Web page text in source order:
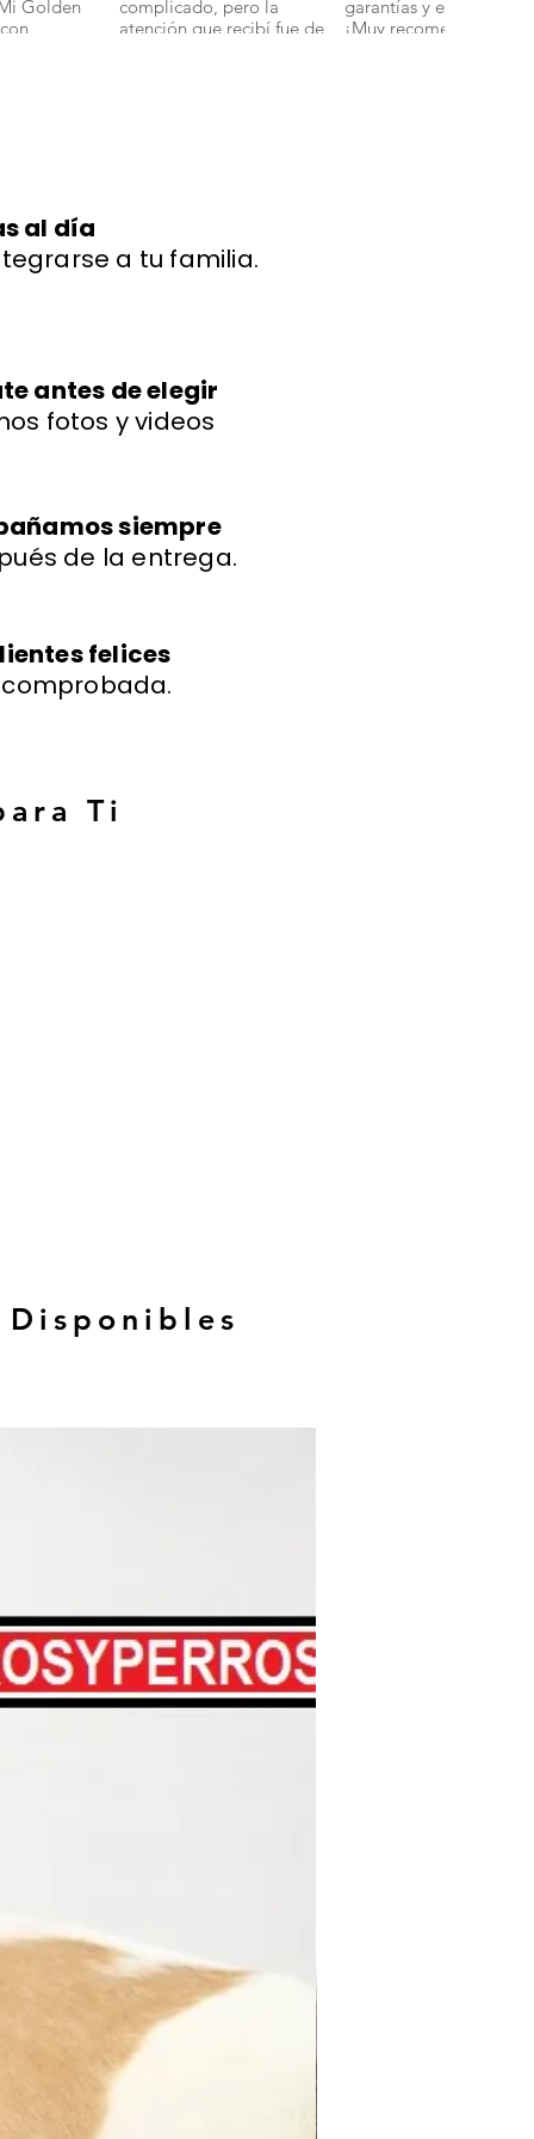
Golden
complicado, pero la
atención que recibí fue de
garantías y en perfecto
¡Muy recomendados!".
al día
a tu familia.
antes de elegir
fotos y videos
siempre
de la entrega.
felices
Ti
Disponibles